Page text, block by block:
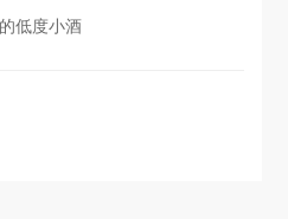
低度小酒